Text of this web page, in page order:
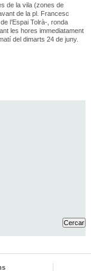
de la vila (zones de
de la pl. Francesc
l’Espai Tolrà-, ronda
les hores immediatament
del dimarts 24 de juny.